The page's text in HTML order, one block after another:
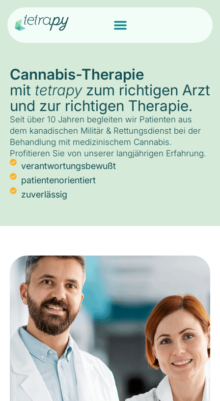
Cannabis-Therapie
mit tetrapyzum richtigen Arzt
und zur richtigen Therapie.
Seit über 10 Jahren begleiten wir Patienten aus
dem kanadischen Militär & Rettungsdienst bei der
Behandlung mit medizinischem Cannabis.
Profitieren Sie von unserer langjährigen Erfahrung.
verantwortungsbewußt
patientenorientiert
zuverlässig